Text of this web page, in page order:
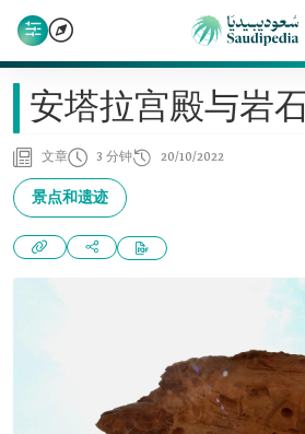
安塔拉宫殿与岩石
文章 3 分钟 20/10/2022
景点和遗迹